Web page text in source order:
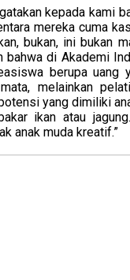
kepada kami
mereka cuma
bukan, ini bukan
bahwa di Akademi
berupa uang
melainkan
yang dimiliki
ikan atau
anak muda kreatif.”